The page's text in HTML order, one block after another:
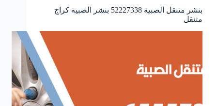
بنشر متنقل الصبية 52227338 بنشر الصبية كراج
متنقل